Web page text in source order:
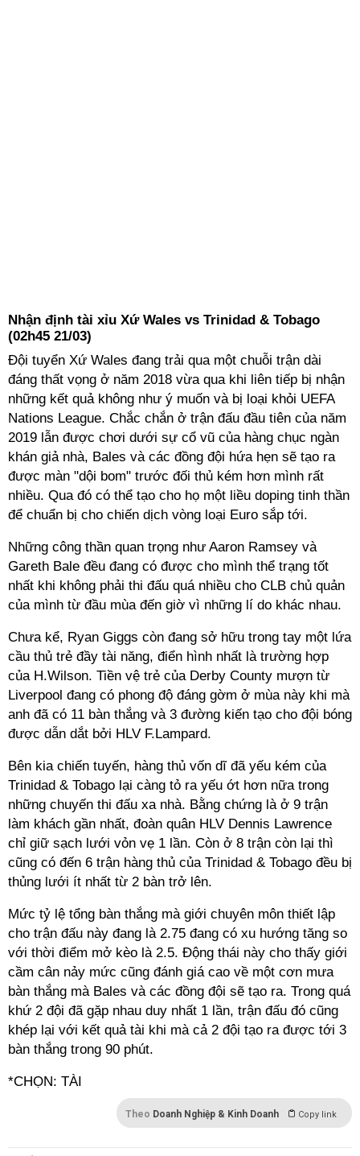
Nhận định tài xỉu Xứ Wales vs Trinidad & Tobago
(02h45 21/03)
Đội tuyển Xứ Wales đang trải qua một chuỗi trận dài
đáng thất vọng ở năm 2018 vừa qua khi liên tiếp bị nhận
những kết quả không như ý muốn và bị loại khỏi UEFA
Nations League. Chắc chắn ở trận đấu đầu tiên của năm
2019 lẫn được chơi dưới sự cổ vũ của hàng chục ngàn
khán giả nhà, Bales và các đồng đội hứa hẹn sẽ tạo ra
được màn "dội bom" trước đối thủ kém hơn mình rất
nhiều. Qua đó có thể tạo cho họ một liều doping tinh thần
để chuẩn bị cho chiến dịch vòng loại Euro sắp tới.
Những công thần quan trọng như Aaron Ramsey và
Gareth Bale đều đang có được cho mình thể trạng tốt
nhất khi không phải thi đấu quá nhiều cho CLB chủ quản
của mình từ đầu mùa đến giờ vì những lí do khác nhau.
Chưa kể, Ryan Giggs còn đang sở hữu trong tay một lứa
cầu thủ trẻ đầy tài năng, điển hình nhất là trường hợp
của H.Wilson. Tiền vệ trẻ của Derby County mượn từ
Liverpool đang có phong độ đáng gờm ở mùa này khi mà
anh đã có 11 bàn thắng và 3 đường kiến tạo cho đội bóng
được dẫn dắt bởi HLV F.Lampard.
Bên kia chiến tuyến, hàng thủ vốn dĩ đã yếu kém của
Trinidad & Tobago lại càng tỏ ra yếu ớt hơn nữa trong
những chuyến thi đấu xa nhà. Bằng chứng là ở 9 trận
làm khách gần nhất, đoàn quân HLV Dennis Lawrence
chỉ giữ sạch lưới vỏn vẹ 1 lần. Còn ở 8 trận còn lại thì
cũng có đến 6 trận hàng thủ của Trinidad & Tobago đều bị
thủng lưới ít nhất từ 2 bàn trở lên.
Mức tỷ lệ tổng bàn thắng mà giới chuyên môn thiết lập
cho trận đấu này đang là 2.75 đang có xu hướng tăng so
với thời điểm mở kèo là 2.5. Động thái này cho thấy giới
cầm cân nảy mức cũng đánh giá cao về một cơn mưa
bàn thắng mà Bales và các đồng đội sẽ tạo ra. Trong quá
khứ 2 đội đã gặp nhau duy nhất 1 lần, trận đấu đó cũng
khép lại với kết quả tài khi mà cả 2 đội tạo ra được tới 3
bàn thắng trong 90 phút.
*CHỌN: TÀI
Theo Doanh Nghiệp & Kinh Doanh Copy link